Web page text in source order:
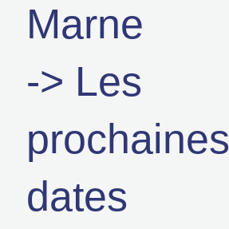
Marne
-> Les
prochaines
dates